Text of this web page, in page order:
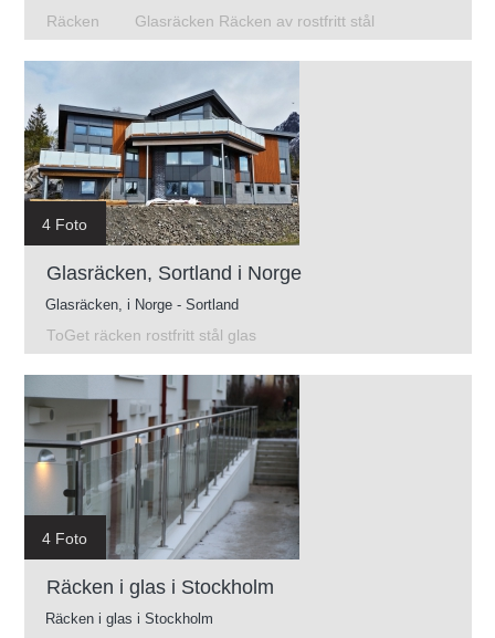
Räcken
Glasräcken Räcken av rostfritt stål
4 Foto
Glasräcken, Sortland i Norge
Glasräcken, i Norge - Sortland
ToGet räcken rostfritt stål glas
4 Foto
Räcken i glas i Stockholm
Räcken i glas i Stockholm